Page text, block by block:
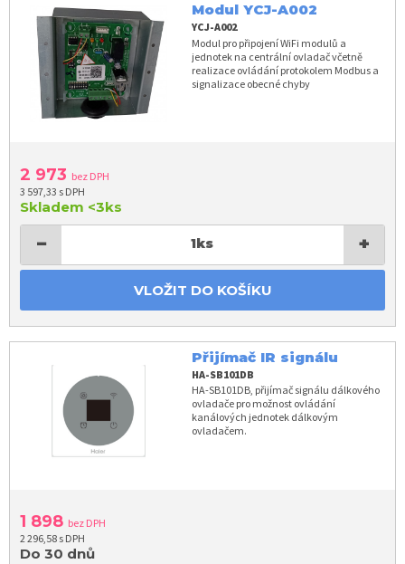
Modul YCJ-A002
YCJ-A002
Modul pro připojení WiFi modulů a
jednotek na centrální ovladač včetně
realizace ovládání protokolem Modbus a
signalizace obecné chyby
2 973 bez DPH
3 597,33 s DPH
Skladem <3ks
− 1ks +
VLOŽIT DO KOŠÍKU
Přijímač IR signálu
HA-SB101DB
HA-SB101DB, přijímač signálu dálkového
ovladače pro možnost ovládání
kanálových jednotek dálkovým
ovladačem.
1 898 bez DPH
2 296,58 s DPH
Do 30 dnů